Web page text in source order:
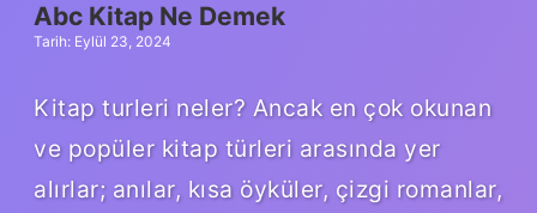
Abc Kitap Ne Demek
Tarih: Eylül 23, 2024
Kitap turleri neler? Ancak en çok okunan
ve popüler kitap türleri arasında yer
alırlar; anılar, kısa öyküler, çizgi romanlar,